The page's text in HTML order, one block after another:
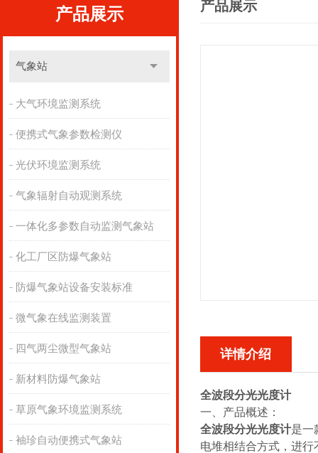
产品展示
气象站
大气环境监测系统
便携式气象参数检测仪
光伏环境监测系统
气象辐射自动观测系统
一体化多参数自动监测气象站
化工厂区防爆气象站
防爆气象站设备安装标准
微气象在线监测装置
四气两尘微型气象站
新材料防爆气象站
草原气象环境监测系统
袖珍自动便携式气象站
产品展示
详情介绍
全波段分光光度计
一、产品概述：
全波段分光光度计是一
电堆相结合方式，进